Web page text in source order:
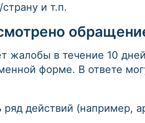
и т.п.
жалобы в течение 10
форме. В ответе
ряд действий